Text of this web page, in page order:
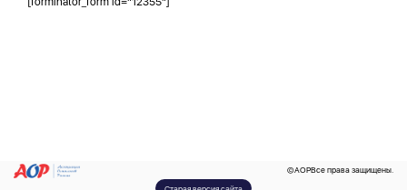
©AOPВсе права защищены.